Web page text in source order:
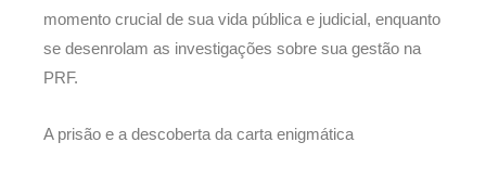
momento crucial de sua vida pública e judicial, enquanto
se desenrolam as investigações sobre sua gestão na
PRF.
A prisão e a descoberta da carta enigmática